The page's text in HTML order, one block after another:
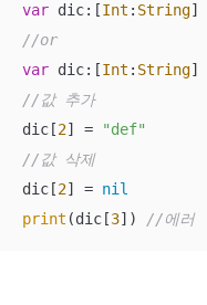
var dic:[Int : String]
//or
var dic:[Int : String]
//값 추가
dic[2] =
"def"
//값 삭제
dic[2] = nil
print (dic[3]) //에러